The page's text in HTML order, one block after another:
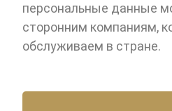
персональные данные
сторонним компаниям,
обслуживаем в стране.